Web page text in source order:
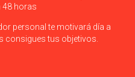
48 horas
personal te motivará día a
consigues tus objetivos.